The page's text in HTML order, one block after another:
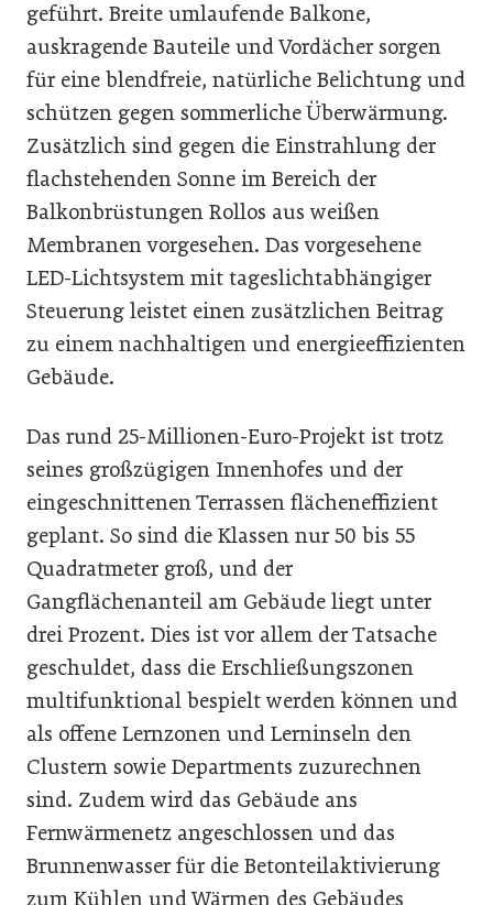
geführt. Breite umlaufende Balkone,
auskragende Bauteile und Vordächer sorgen
für eine blendfreie, natürliche Belichtung und
schützen gegen sommerliche Überwärmung.
Zusätzlich sind gegen die Einstrahlung der
flachstehenden Sonne im Bereich der
Balkonbrüstungen Rollos aus weißen
Membranen vorgesehen. Das vorgesehene
LED-Lichtsystem mit tageslichtabhängiger
Steuerung leistet einen zusätzlichen Beitrag
zu einem nachhaltigen und energieeffizienten
Gebäude.
Das rund 25-Millionen-Euro-Projekt ist trotz
seines großzügigen Innenhofes und der
eingeschnittenen Terrassen flächeneffizient
geplant. So sind die Klassen nur 50 bis 55
Quadratmeter groß, und der
Gangflächenanteil am Gebäude liegt unter
drei Prozent. Dies ist vor allem der Tatsache
geschuldet, dass die Erschließungszonen
multifunktional bespielt werden können und
als offene Lernzonen und Lerninseln den
Clustern sowie Departments zuzurechnen
sind. Zudem wird das Gebäude ans
Fernwärmenetz angeschlossen und das
Brunnenwasser für die Betonteilaktivierung
zum Kühlen und Wärmen des Gebäudes